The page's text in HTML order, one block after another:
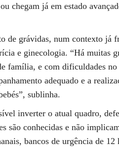
chegam já em estado
de grávidas, num contexto já
e ginecologia. “Há muitas
família, e com dificuldades no
adequado e a
sublinha.
inverter o atual quadro,
são conhecidas e não
bancos de urgência de 12